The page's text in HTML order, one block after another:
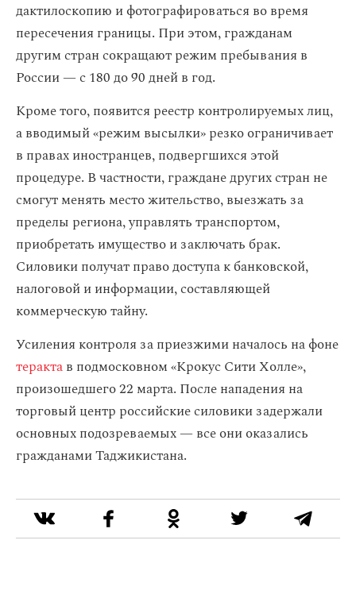
дактилоскопию и фотографироваться во время
пересечения границы. При этом, гражданам
другим стран сокращают режим пребывания в
России — с 180 до 90 дней в год.
Кроме того, появится реестр контролируемых лиц,
а вводимый «режим высылки» резко ограничивает
в правах иностранцев, подвергшихся этой
процедуре. В частности, граждане других стран не
смогут менять место жительство, выезжать за
пределы региона, управлять транспортом,
приобретать имущество и заключать брак.
Силовики получат право доступа к банковской,
налоговой и информации, составляющей
коммерческую тайну.
Усиления контроля за приезжими началось на фоне
терактав подмосковном «Крокус Сити Холле»,
произошедшего 22 марта. После нападения на
торговый центр российские силовики задержали
основных подозреваемых — все они оказались
гражданами Таджикистана.